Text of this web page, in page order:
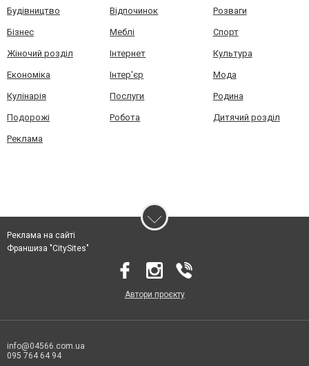
Будівництво Відпочинок Розваги
Бізнес Меблі Спорт
Жіночий розділ Інтернет Культура
Економіка Інтер'єр Мода
Кулінарія Послуги Родина
Подорожі Робота Дитячий розділ
Реклама
Реклама на сайті
Франшиза "CitySites"
Автори проєкту
info@04566.com.ua
095 764 64 94